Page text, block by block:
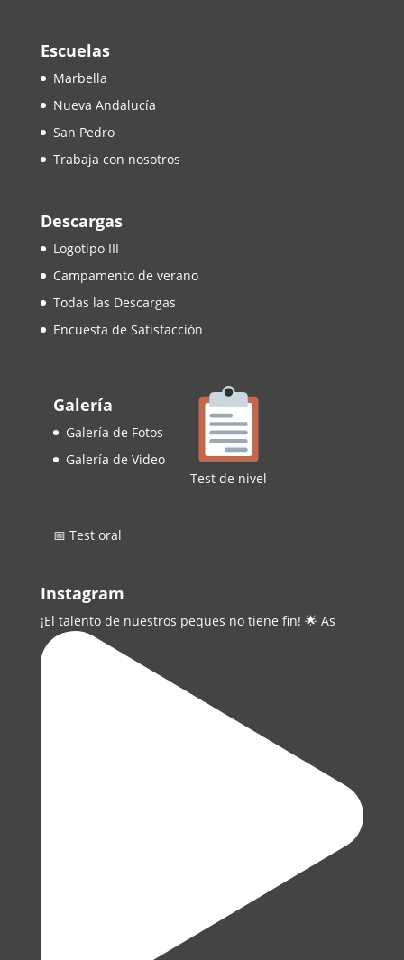
Escuelas
Marbella
Nueva Andalucía
San Pedro
Trabaja con nosotros
Descargas
Logotipo III
Campamento de verano
Todas las Descargas
Encuesta de Satisfacción
Galería
Galería de Fotos
Galería de Video
Test de nivel
📅 Test oral
Instagram
¡El talento de nuestros peques no tiene fin! 🌟 As